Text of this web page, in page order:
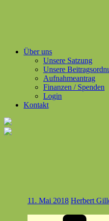
Über uns
Unsere Satzung
Unsere
Aufnahmeantrag
Finanzen / Spenden
Login
Kontakt
11. Mai 2018 Herbert